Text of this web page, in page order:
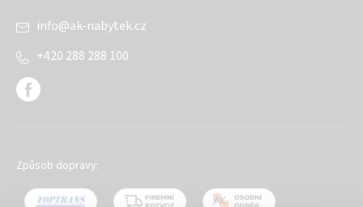
info@ak-nabytek.cz
+420 288 288 100
Způsob dopravy: